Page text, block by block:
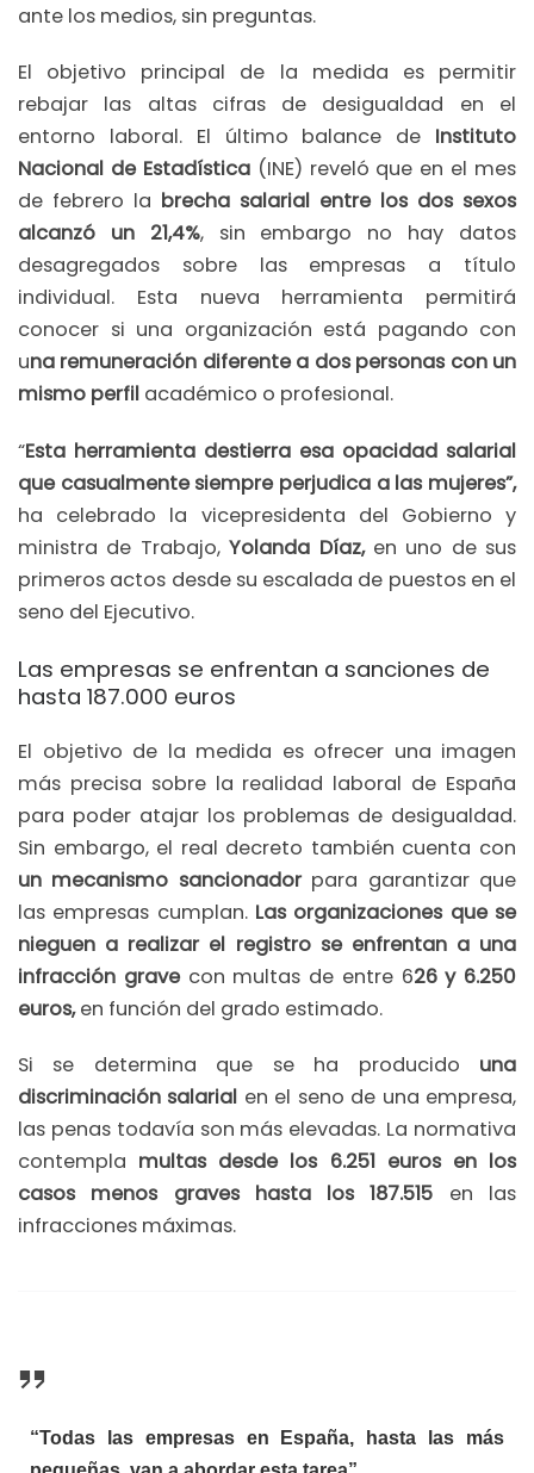
ante los medios, sin preguntas.
El objetivo principal de la medida es permitir
rebajar las altas cifras de desigualdad en el
entorno laboral. El último balance de Instituto
Nacional de Estadística (INE) reveló que en el mes
de febrero la brecha salarial entre los dos sexos
alcanzó un 21,4%, sin embargo no hay datos
desagregados sobre las empresas a título
individual. Esta nueva herramienta permitirá
conocer si una organización está pagando con
una remuneración diferente a dos personas con un
mismo perfil académico o profesional.
“Esta herramienta destierra esa opacidad salarial
que casualmente siempre perjudica a las mujeres”,
ha celebrado la vicepresidenta del Gobierno y
ministra de Trabajo,Yolanda Díaz,en uno de sus
primeros actos desde su escalada de puestos en el
seno del Ejecutivo.
Las empresas se enfrentan a sanciones de
hasta 187.000 euros
El objetivo de la medida es ofrecer una imagen
más precisa sobre la realidad laboral de España
para poder atajar los problemas de desigualdad.
Sin embargo, el real decreto también cuenta con
un mecanismo sancionadorpara garantizar que
las empresas cumplan. Las organizaciones que se
nieguen a realizar el registro se enfrentan a una
infracción gravecon multas de entre 626 y 6.250
euros,en función del grado estimado.
Si se determina que se ha producido una
discriminación salarial en el seno de una empresa,
las penas todavía son más elevadas. La normativa
contempla multas desde los 6.251 euros en los
casos menos graves hasta los 187.515 en las
infracciones máximas.
“Todas las empresas en España, hasta las más